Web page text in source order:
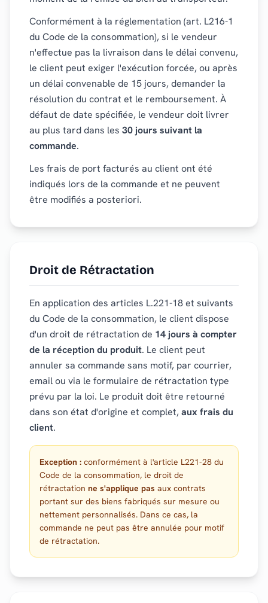
Conformément à la réglementation (art. L216-1
du Code de la consommation), si le vendeur
n'effectue pas la livraison dans le délai convenu,
le client peut exiger l'exécution forcée, ou après
un délai convenable de 15 jours, demander la
résolution du contrat et le remboursement. À
défaut de date spécifiée, le vendeur doit livrer
au plus tard dans les 30 jours suivant la
commande.
Les frais de port facturés au client ont été
indiqués lors de la commande et ne peuvent
être modifiés a posteriori.
Droit de Rétractation
En application des articles L.221-18 et suivants
du Code de la consommation, le client dispose
d'un droit de rétractation de 14 jours à compter
de la réception du produit. Le client peut
annuler sa commande sans motif, par courrier,
email ou via le formulaire de rétractation type
prévu par la loi. Le produit doit être retourné
dans son état d'origine et complet, aux frais du
client.
Exception : conformément à l'article L221-28 du
Code de la consommation, le droit de
rétractation ne s'applique pas aux contrats
portant sur des biens fabriqués sur mesure ou
nettement personnalisés. Dans ce cas, la
commande ne peut pas être annulée pour motif
de rétractation.